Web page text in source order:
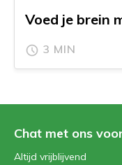
Voed je brein
3 MIN
Chat met ons
Altijd vrijblijvend